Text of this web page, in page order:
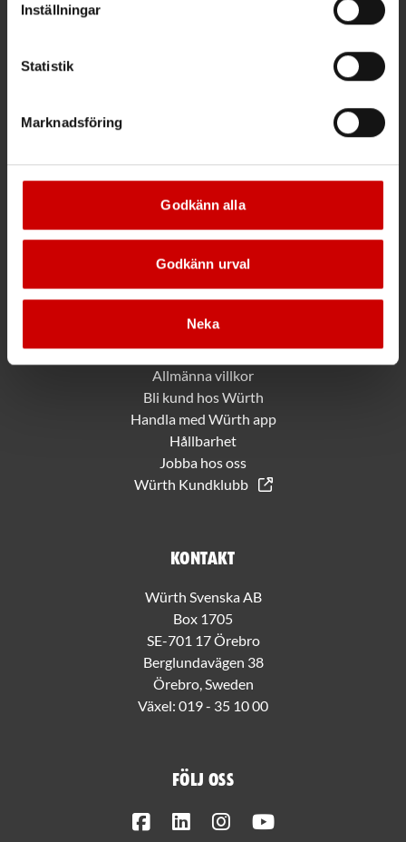
Inställningar
Statistik
Marknadsföring
Godkänn alla
Godkänn urval
Neka
Allmänna villkor
Bli kund hos Würth
Handla med Würth app
Hållbarhet
Jobba hos oss
Würth Kundklubb
Kontakt
Würth Svenska AB
Box 1705
SE-701 17 Örebro
Berglundavägen 38
Örebro, Sweden
Växel: 019 - 35 10 00
Följ oss
FacebookLinkedInInstagram
*Gäller vid köp för 2000 kr eller mer.